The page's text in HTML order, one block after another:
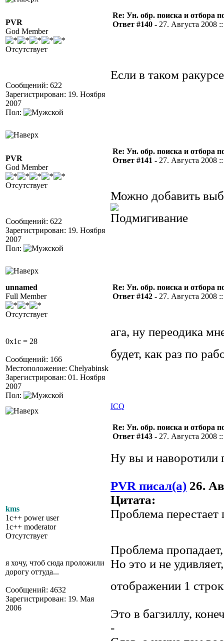
PVR
God Member
Отсутствует
Сообщений: 622
Зарегистрирован: 19. Ноября
2007
Пол:
Re: Ун. обр. поиска и отбора
Ответ #140 - 27. Августа 2008
Если в таком
PVR
God Member
Отсутствует
Сообщений: 622
Зарегистрирован: 19. Ноября
2007
Пол:
Re: Ун. обр. поиска и отбора
Ответ #141 - 27. Августа 2008
Можно добавить
unnamed
Full Member
Отсутствует
0x1c = 28
Сообщений: 166
Местоположение: Chelyabinsk
Зарегистрирован: 01. Ноября
2007
Пол:
Re: Ун. обр. поиска и отбора
Ответ #142 - 27. Августа 2008
ага, ну переодика
будет, как раз по
ICQ
kms
1c++ power user
1c++ moderator
Отсутствует
я хочу, чтоб сюда проложили
дорогу оттуда...
Сообщений: 4632
Зарегистрирован: 19. Мая
2006
Re: Ун. обр. поиска и отбора
Ответ #143 - 27. Августа 2008
Ну вы и наворотили
PVR писал(а) 26.
Цитата:
Проблема перестает
Проблема
Но это и не
отображении 1
Это в багзиллу,
-